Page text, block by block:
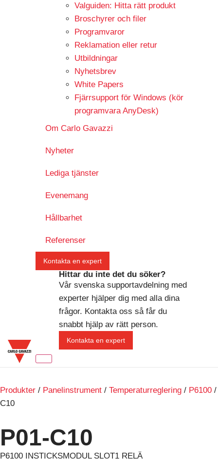
Valguiden: Hitta rätt produkt
Broschyrer och filer
Programvaror
Reklamation eller retur
Utbildningar
Nyhetsbrev
White Papers
Fjärrsupport för Windows (kör
programvara AnyDesk)
Om Carlo Gavazzi
Nyheter
Lediga tjänster
Evenemang
Hållbarhet
Referenser
Kontakta en expert
Hittar du inte det du söker?
Vår svenska supportavdelning med
experter hjälper dig med alla dina
frågor. Kontakta oss så får du
snabbt hjälp av rätt person.
Kontakta en expert
Produkter / Panelinstrument / Temperaturreglering / P6100 /
C10
P01-C10
P6100 INSTICKSMODUL SLOT1 RELÄ